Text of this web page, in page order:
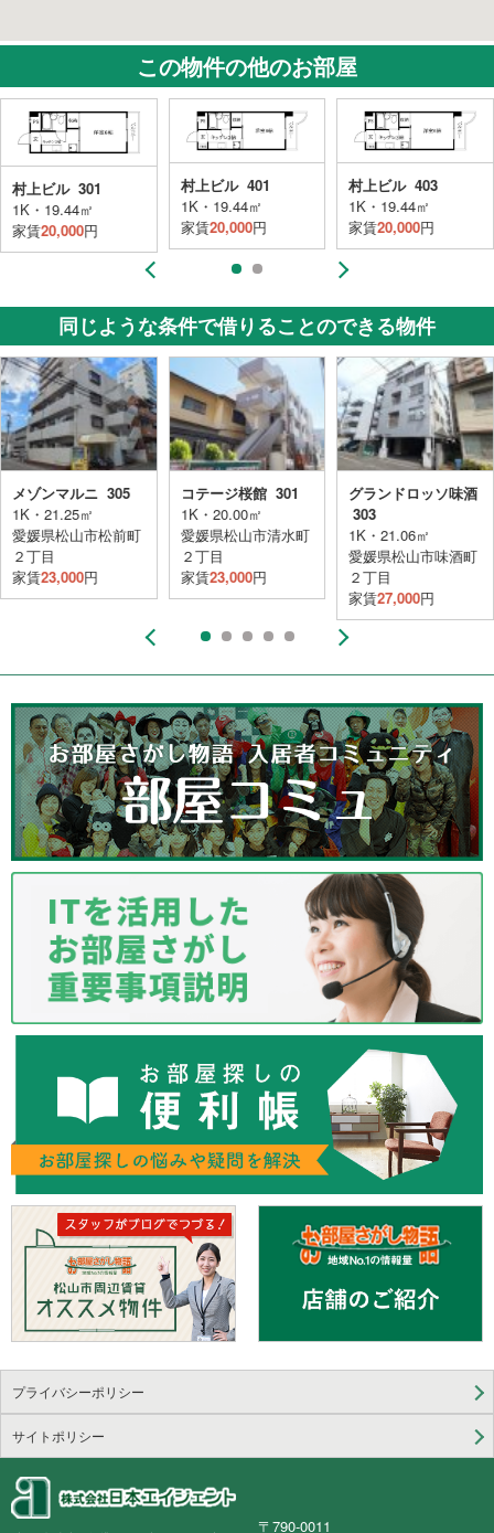
この物件の他のお部屋
村上ビル 301
1K・19.44㎡
家賃20,000円
村上ビル 401
1K・19.44㎡
家賃20,000円
村上ビル 403
1K・19.44㎡
家賃20,000円
同じような条件で借りることのできる物件
メゾンマルニ 305
1K・21.25㎡
愛媛県松山市松前町
２丁目
家賃23,000円
コテージ桜館 301
1K・20.00㎡
愛媛県松山市清水町
２丁目
家賃23,000円
グランドロッソ味酒
303
1K・21.06㎡
愛媛県松山市味酒町
２丁目
家賃27,000円
プライバシーポリシー
サイトポリシー
〒790-0011